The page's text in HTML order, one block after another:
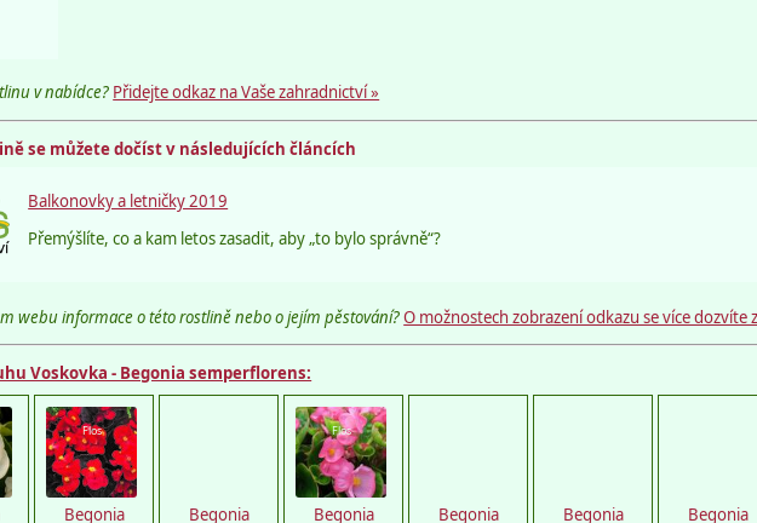
v nabídce? Přidejte odkaz na Vaše zahradnictví »
se můžete dočíst v následujících článcích
Balkonovky a letničky 2019
Přemýšlíte, co a kam letos zasadit, aby „to bylo správně“?
webu informace o této rostlině nebo o jejím pěstování?O možnostech zobrazení odkazu se více dozvíte
Voskovka - Begonia semperflorens:
Flos
Begonia Begonia
Flos
Begonia Begonia Begonia Begonia